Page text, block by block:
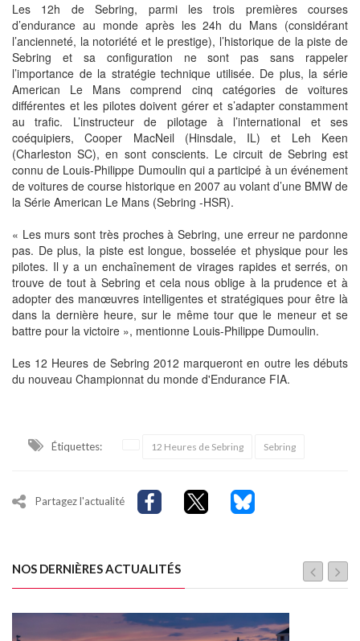
Les 12h de Sebring, parmi les trois premières courses
d’endurance au monde après les 24h du Mans (considérant
l’ancienneté, la notoriété et le prestige), l’historique de la piste de
Sebring et sa configuration ne sont pas sans rappeler
l’importance de la stratégie technique utilisée. De plus, la série
American Le Mans comprend cinq catégories de voitures
différentes et les pilotes doivent gérer et s’adapter constamment
au trafic. L’instructeur de pilotage à l’international et ses
coéquipiers, Cooper MacNeil (Hinsdale, IL) et Leh Keen
(Charleston SC), en sont conscients. Le circuit de Sebring est
connu de Louis-Philippe Dumoulin qui a participé à un événement
de voitures de course historique en 2007 au volant d’une BMW de
la Série American Le Mans (Sebring -HSR).
« Les murs sont très proches à Sebring, une erreur ne pardonne
pas. De plus, la piste est longue, bosselée et physique pour les
pilotes. Il y a un enchaînement de virages rapides et serrés, on
trouve de tout à Sebring et cela nous oblige à la prudence et à
adopter des manœuvres intelligentes et stratégiques pour être là
dans la dernière heure, sur le même tour que le meneur et se
battre pour la victoire », mentionne Louis-Philippe Dumoulin.
Les 12 Heures de Sebring 2012 marqueront en outre les débuts
du nouveau Championnat du monde d'Endurance FIA.
Étiquettes: 12 Heures de Sebring Sebring
Partagez l'actualité
NOS DERNIÈRES ACTUALITÉS